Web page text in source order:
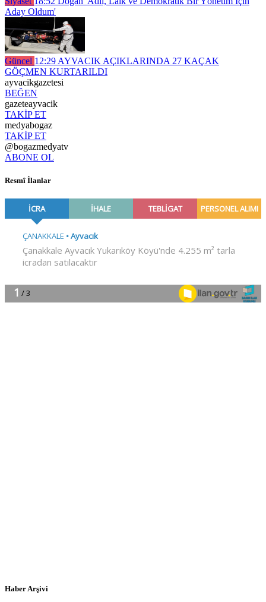
Aday Oldum'
Güncel 12:29 AYVACIK AÇIKLARINDA 27 KAÇAK
GÖÇMEN KURTARILDI
ayvacikgazetesi
BEĞEN
gazeteayvacik
TAKİP ET
medyabogaz
TAKİP ET
@bogazmedyatv
ABONE OL
Resmî İlanlar
Haber Arşivi